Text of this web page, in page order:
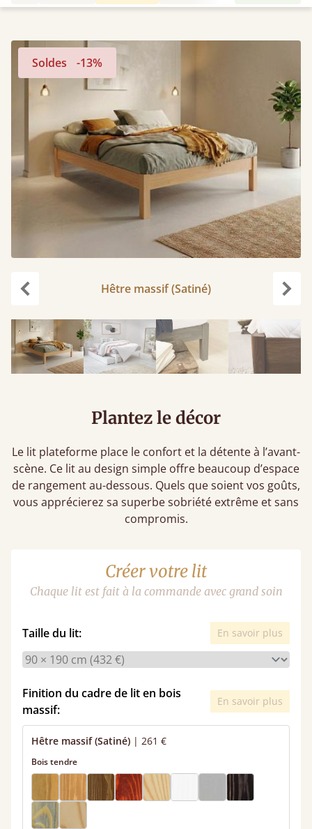
Soldes -13%
Hêtre massif (Satiné)
Plantez le décor
Le lit plateforme place le confort et la détente à l’avant-
scène. Ce lit au design simple offre beaucoup d’espace
de rangement au-dessous. Quels que soient vos goûts,
vous apprécierez sa superbe sobriété extrême et sans
compromis.
Créer votre lit
Chaque lit est fait à la commande avec grand soin
Taille du lit: En savoir plus
Finition du cadre de lit en bois
massif:
En savoir plus
Hêtre massif (Satiné) | 261 €
Bois tendre